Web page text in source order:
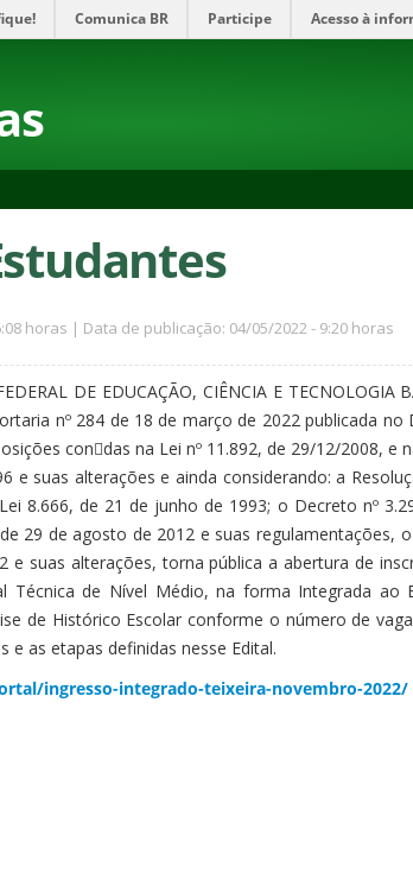
Comunica BR Participe Acesso à
horas | Data de publicação: 04/05/2022 - 9:20 horas
DE EDUCAÇÃO, CIÊNCIA E
nº 284 de 18 de março de 2022 publicada
con􀀺das na Lei nº 11.892, de 29/12/2008,
e suas alterações e ainda considerando: a
8.666, de 21 de junho de 1993; o Decreto nº
29 de agosto de 2012 e suas regulamentações,
e suas alterações, torna pública a abertura de
Técnica de Nível Médio, na forma Integrada
de Histórico Escolar conforme o número de
e as etapas definidas nesse Edital.
ingresso-integrado-teixeira-novembro-2022/